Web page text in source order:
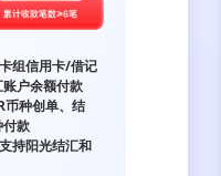
组信用卡/借记
户余额付款
币种创单、结
付款
持阳光结汇和